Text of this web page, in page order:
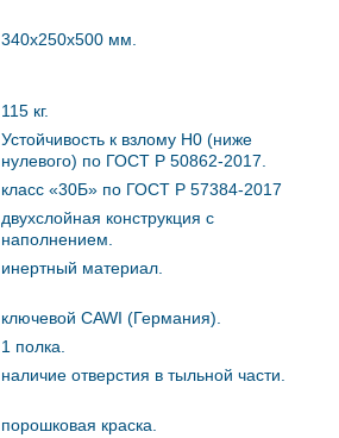
340х250х500 мм.
115 кг.
Устойчивость к взлому Н0 (ниже
нулевого) по ГОСТ Р 50862-2017.
класс «30Б» по ГОСТ Р 57384-2017
двухслойная конструкция с
наполнением.
инертный материал.
ключевой CAWI (Германия).
1 полка.
наличие отверстия в тыльной части.
порошковая краска.